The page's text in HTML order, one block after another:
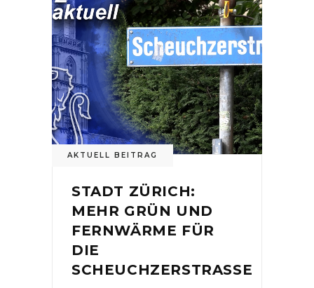
AKTUELL BEITRAG
STADT ZÜRICH:
MEHR GRÜN UND
FERNWÄRME FÜR
DIE
SCHEUCHZERSTRASSE